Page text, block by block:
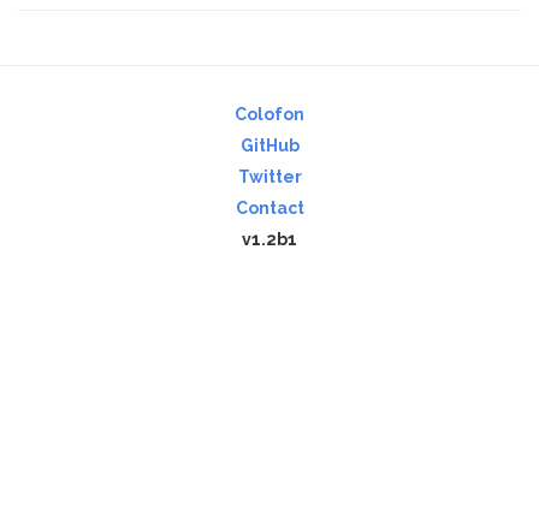
Colofon
GitHub
Twitter
Contact
v1.2b1